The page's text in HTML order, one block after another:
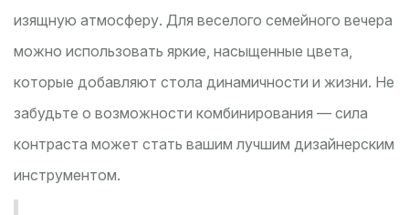
изящную атмосферу. Для веселого семейного вечера
можно использовать яркие, насыщенные цвета,
которые добавляют стола динамичности и жизни. Не
забудьте о возможности комбинирования — сила
контраста может стать вашим лучшим дизайнерским
инструментом.